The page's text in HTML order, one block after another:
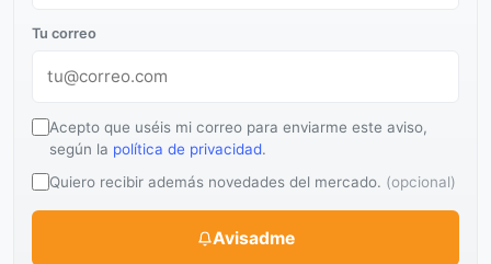
Tu correo
Acepto que uséis mi correo para enviarme este aviso,
según la política de privacidad.
Quiero recibir además novedades del mercado. (opcional)
Avisadme